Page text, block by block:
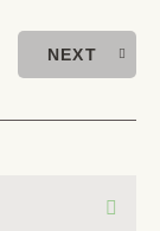
NEXT